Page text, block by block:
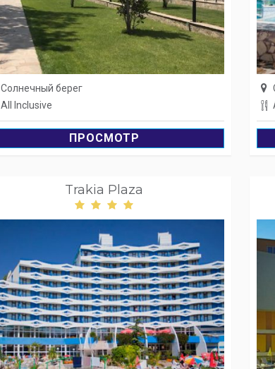
Солнечный берег
All Inclusive
ПРОСМОТР
Trakia Plaza